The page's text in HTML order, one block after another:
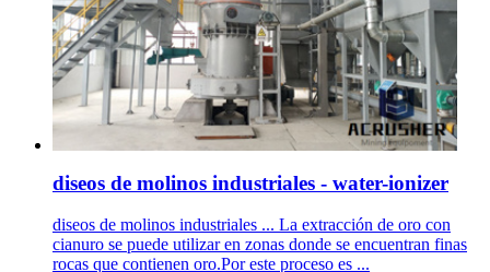
diseos de molinos industriales - water-ionizer
diseos de molinos industriales ... La extracción de oro con
cianuro se puede utilizar en zonas donde se encuentran finas
rocas que contienen oro.Por este proceso es ...